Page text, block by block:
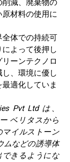
減、廃棄物の
材料の使用に
体での持続可
よって後押し
ーンテクノロ
、環境に優し
適化していま
Pvt Ltd は、
ベリタスから
マイルストーン
ムなどの誘導体
きるようにな